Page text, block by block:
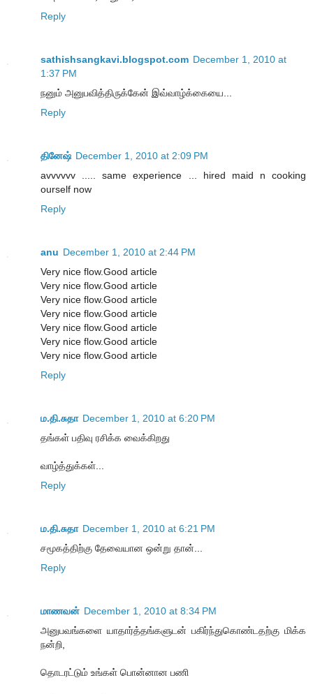
Reply
sathishsangkavi.blogspot.com December 1, 2010 at
1:37 PM
நனும் அனுபவித்திருக்கேன் இவ்வாழ்க்கையை...
Reply
தினேஷ் December 1, 2010 at 2:09 PM
avvvvvv ..... same experience ... hired maid n cooking
ourself now
Reply
anu December 1, 2010 at 2:44 PM
Very nice flow.Good article
Very nice flow.Good article
Very nice flow.Good article
Very nice flow.Good article
Very nice flow.Good article
Very nice flow.Good article
Very nice flow.Good article
Reply
ம.தி.சுதா December 1, 2010 at 6:20 PM
தங்கள் பதிவு ரசிக்க வைக்கிறது
வாழ்த்துக்கள்...
Reply
ம.தி.சுதா December 1, 2010 at 6:21 PM
சமூகத்திற்கு தேவையான ஒன்று தான்...
Reply
மாணவன் December 1, 2010 at 8:34 PM
அனுபவங்களை யாதார்த்தங்களுடன் பகிர்ந்துகொண்டதற்கு மிக்க
நன்றி,
தொடரட்டும் உங்கள் பொன்னான பணி